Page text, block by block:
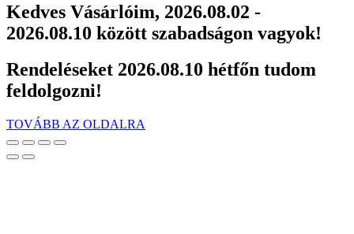
Kedves Vásárlóim, 2026.08.02 -
2026.08.10 között szabadságon vagyok!
Rendeléseket 2026.08.10 hétfőn tudom
feldolgozni!
TOVÁBB AZ OLDALRA